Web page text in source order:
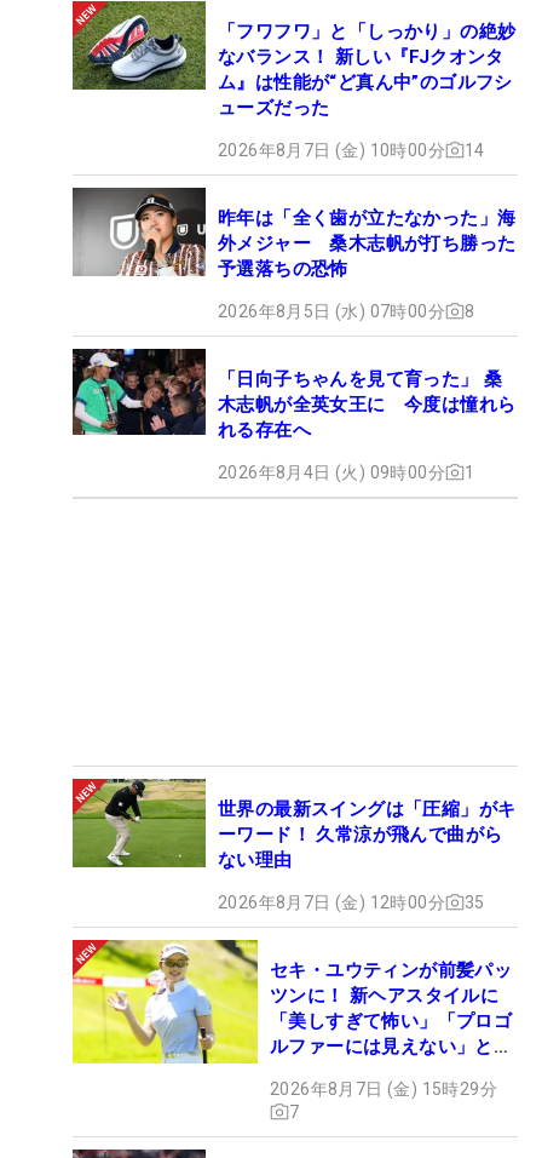
「フワフワ」と「しっかり」の絶妙
なバランス！ 新しい『FJクオンタ
ム』は性能が“ど真ん中”のゴルフシ
ューズだった
2026年8月7日 (金) 10時00分 14
昨年は「全く歯が立たなかった」海
外メジャー 桑木志帆が打ち勝った
予選落ちの恐怖
2026年8月5日 (水) 07時00分 8
「日向子ちゃんを見て育った」 桑
木志帆が全英女王に 今度は憧れら
れる存在へ
2026年8月4日 (火) 09時00分 1
世界の最新スイングは「圧縮」がキ
ーワード！ 久常涼が飛んで曲がら
ない理由
2026年8月7日 (金) 12時00分 35
セキ・ユウティンが前髪パッ
ツンに！ 新ヘアスタイルに
「美しすぎて怖い」「プロゴ
ルファーには見えない」とコ
2026年8月7日 (金) 15時29分
7